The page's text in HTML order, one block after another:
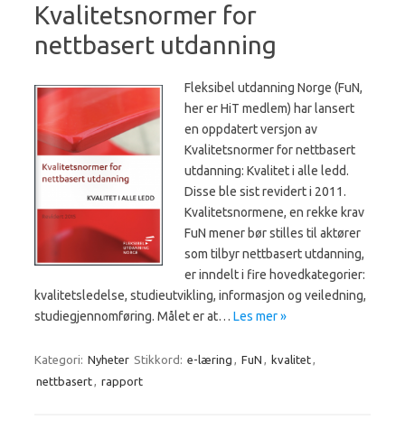
Kvalitetsnormer for
nettbasert utdanning
Fleksibel utdanning Norge (FuN,
her er HiT medlem) har lansert
en oppdatert versjon av
Kvalitetsnormer for nettbasert
utdanning: Kvalitet i alle ledd.
Disse ble sist revidert i 2011.
Kvalitetsnormene, en rekke krav
FuN mener bør stilles til aktører
som tilbyr nettbasert utdanning,
er inndelt i fire hovedkategorier:
kvalitetsledelse, studieutvikling, informasjon og veiledning,
studiegjennomføring. Målet er at… Les mer »
Kategori: Nyheter Stikkord: e-læring , FuN , kvalitet,
nettbasert, rapport